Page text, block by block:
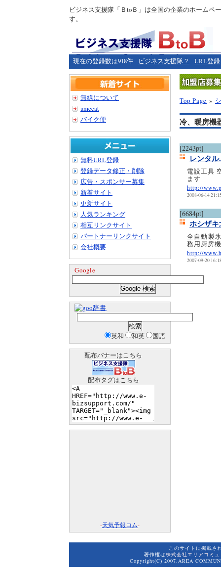
ビジネス支援隊「ＢtoＢ」は全国の企業のホームペ
す。
現在の登録数は918件 ビジネス支援隊？ URL登録
Top Page »
冷、暖房機
[2243pt]
レンタ
電設工具
ます
http://
2008-06-14
[6684pt]
ホシザ
全自動製
務用厨房
http://
2007-09-20
無線について
umecat
バイク便
無料URL登録
登録データ修正・削除
広告・スポンサー募集
新着サイト
更新サイト
人気ランキング
相互リンクサイト
パートナーリンクサイト
会社概要
Google
辞書
英和 和英 国語
配布バナーはこちら
配布タグはこちら
-天気予報コム-
このサイトに掲載さ
著作権は株式会社エリアコミ
Copyright(C) 2007.AREA